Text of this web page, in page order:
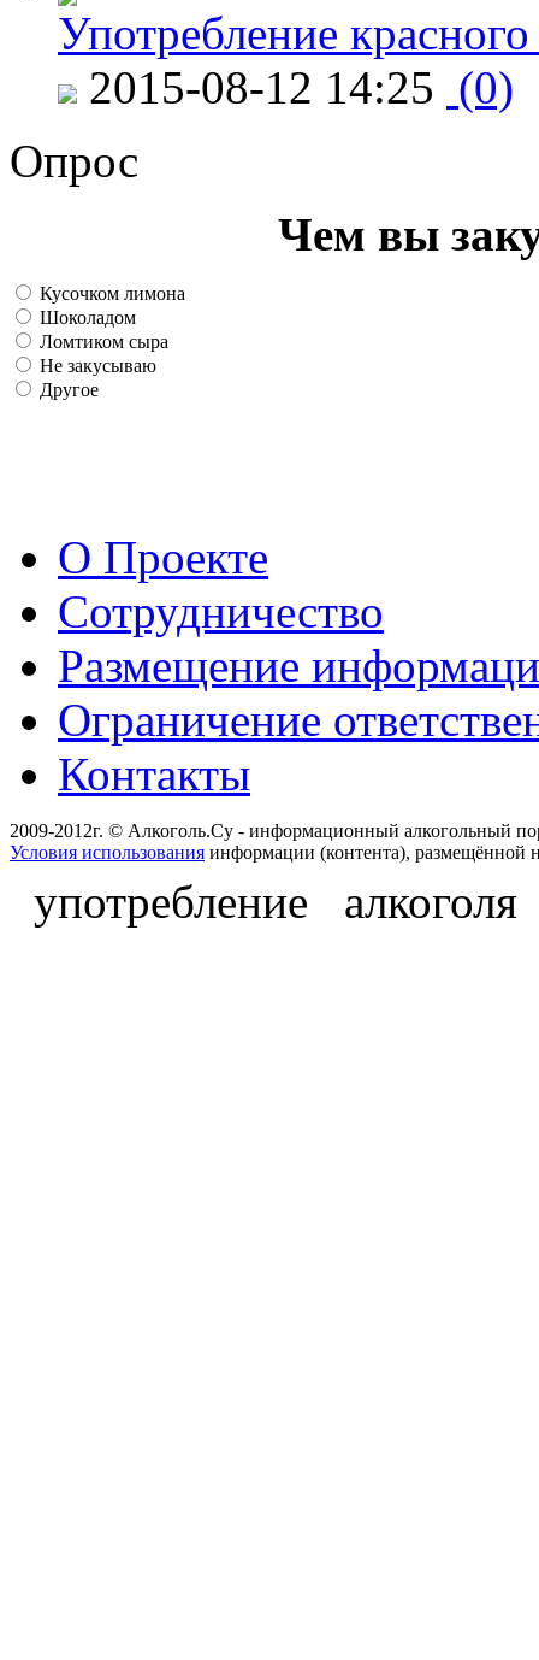
Употребление
2015-08-12 14:25 (0)
Опрос
Чем вы
Кусочком лимона
Шоколадом
Ломтиком сыра
Не закусываю
Другое
О Проекте
Сотрудничество
Размещение
Ограничение
Контакты
2009-2012г. © Алкоголь.Су - информационный алкогольный
Условия использования информации (контента), размещённой
употребление